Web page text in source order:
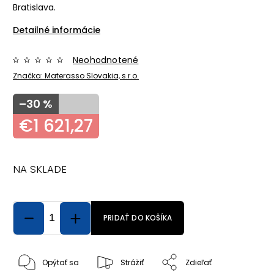
Bratislava.
Detailné informácie
Značka: Materasso Slovakia, s.r.o.
Neohodnotené
–30 %
€1 621,27
NA SKLADE
PRIDAŤ DO KOŠÍKA
Opýtať sa Strážiť Zdieľať